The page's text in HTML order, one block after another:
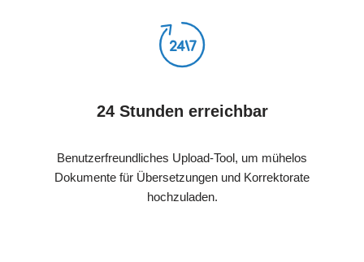
24 Stunden erreichbar
Benutzerfreundliches Upload-Tool, um mühelos
Dokumente für Übersetzungen und Korrektorate
hochzuladen.